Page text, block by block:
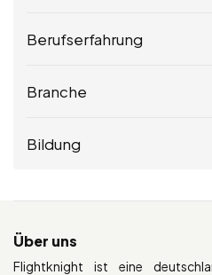
Berufserfahrung
Branche
Bildung
Über uns
Flightknight ist eine